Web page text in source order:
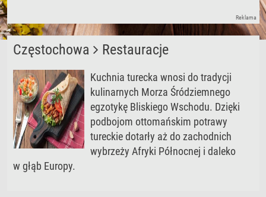
Reklama
Częstochowa Restauracje
Kuchnia turecka wnosi do tradycji
kulinarnych Morza Śródziemnego
egzotykę Bliskiego Wschodu. Dzięki
podbojom ottomańskim potrawy
tureckie dotarły aż do zachodnich
wybrzeży Afryki Północnej i daleko
w głąb Europy.